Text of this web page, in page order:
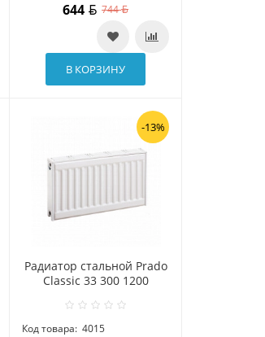
644 744
В КОРЗИНУ
-13%
Радиатор стальной Prado
Classic 33 300 1200
Код товара: 4015